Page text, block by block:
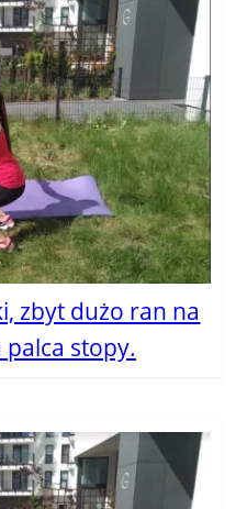
zbyt dużo ran na
stopy.